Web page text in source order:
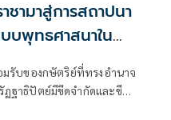
ชามาสู่การสถาปนา
บพุทธศาสนาใน
ตรในฐานะทฤษฎี
นือแรงงานและ
รับของกษัตริย์ที่ทรงอำนาจ
ฐาธิปัตย์มีขีดจำกัดและขีด